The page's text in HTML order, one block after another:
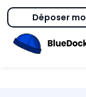
Déposer